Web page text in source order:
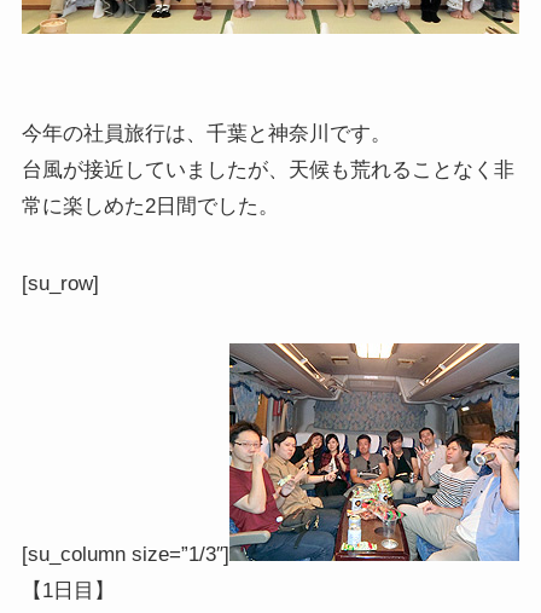
今年の社員旅行は、千葉と神奈川です。
台風が接近していましたが、天候も荒れることなく非
常に楽しめた2日間でした。
[su_row]
[su_column size=”1/3″]
【1日目】